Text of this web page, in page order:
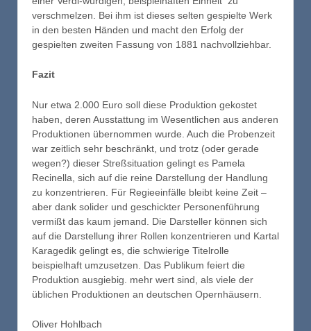
verschmelzen. Bei ihm ist dieses selten gespielte Werk
in den besten Händen und macht den Erfolg der
gespielten zweiten Fassung von 1881 nachvollziehbar.
Fazit
Nur etwa 2.000 Euro soll diese Produktion gekostet
haben, deren Ausstattung im Wesentlichen aus anderen
Produktionen übernommen wurde. Auch die Probenzeit
war zeitlich sehr beschränkt, und trotz (oder gerade
wegen?) dieser Streßsituation gelingt es Pamela
Recinella, sich auf die reine Darstellung der Handlung
zu konzentrieren. Für Regieeinfälle bleibt keine Zeit –
aber dank solider und geschickter Personenführung
vermißt das kaum jemand. Die Darsteller können sich
auf die Darstellung ihrer Rollen konzentrieren und Kartal
Karagedik gelingt es, die schwierige Titelrolle
beispielhaft umzusetzen. Das Publikum feiert die
Produktion ausgiebig. mehr wert sind, als viele der
üblichen Produktionen an deutschen Opernhäusern.
Oliver Hohlbach